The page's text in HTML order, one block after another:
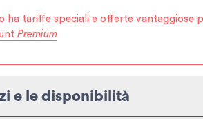
ha tariffe speciali e offerte vantaggiose
Premium
e le disponibilità